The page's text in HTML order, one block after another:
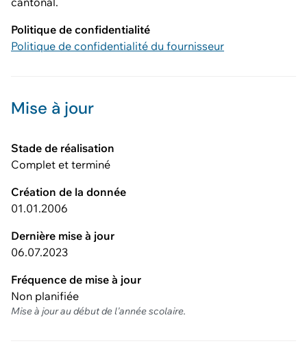
Politique de confidentialité
Politique de confidentialité du fournisseur
Mise à jour
Stade de réalisation
Complet et terminé
Création de la donnée
01.01.2006
Dernière mise à jour
06.07.2023
Fréquence de mise à jour
Non planifiée
Mise à jour au début de l'année scolaire.